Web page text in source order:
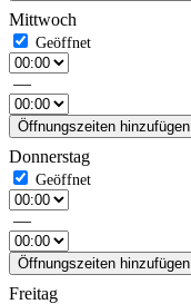
Mittwoch
—
Öffnungszeiten hinzufügen
Donnerstag
—
Öffnungszeiten hinzufügen
Freitag